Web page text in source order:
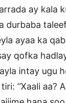
ay kala
durbaba
ayaa ka
qofka
intay ugu
‘’Xaali aa?